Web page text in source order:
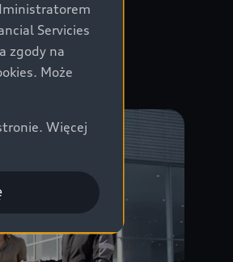
Servicies
zgody na
Może
Więcej